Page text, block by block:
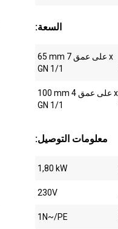
:السعة
65 mm على عمق 7 x
GN 1/1
100 mm على عمق 4 x
GN 1/1
:معلومات التوصيل
1,80 kW
230V
1N~/PE